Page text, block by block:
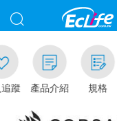
蹤 產品介紹 規格
滿千元門市取貨現